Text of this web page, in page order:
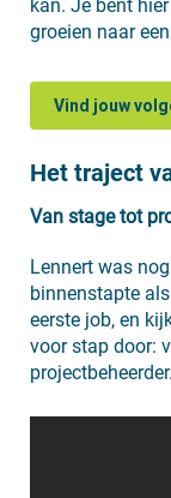
kan. Je bent
groeien naar
Vind jouw
Het traject
Van stage tot
Lennert was
binnenstapte
eerste job, en
voor stap door: